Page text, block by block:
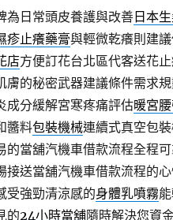
為日常頭皮養護與改善日本
疹止癢藥膏與輕微乾癢則建
店方便訂花台北區代客送花
膚的秘密武器建議條件需求
成分緩解宮寒疼痛評估暖宮
醬料包裝機械連續式真空包
的當舖汽機車借款流程全程
接送當舖汽機車借款流程的
受強勁清涼感的身體乳噴霧
的24小時當舖隨時解決您資